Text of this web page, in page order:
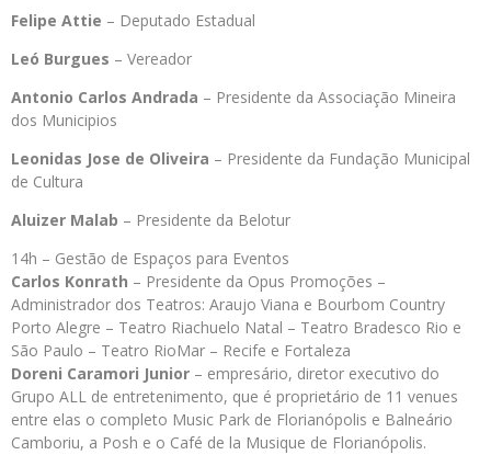
Felipe Attie – Deputado Estadual
Leó Burgues – Vereador
Antonio Carlos Andrada – Presidente da Associação Mineira
dos Municipios
Leonidas Jose de Oliveira – Presidente da Fundação Municipal
de Cultura
Aluizer Malab – Presidente da Belotur
14h – Gestão de Espaços para Eventos
Carlos Konrath – Presidente da Opus Promoções –
Administrador dos Teatros: Araujo Viana e Bourbom Country
Porto Alegre – Teatro Riachuelo Natal – Teatro Bradesco Rio e
São Paulo – Teatro RioMar – Recife e Fortaleza
Doreni Caramori Junior – empresário, diretor executivo do
Grupo ALL de entretenimento, que é proprietário de 11 venues
entre elas o completo Music Park de Florianópolis e Balneário
Camboriu, a Posh e o Café de la Musique de Florianópolis.